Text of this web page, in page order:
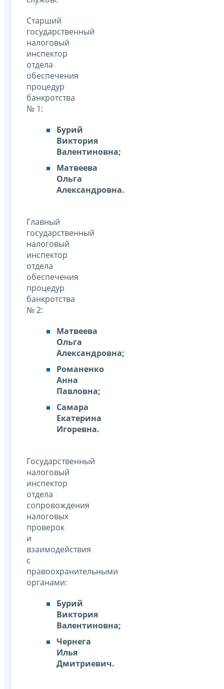
Старший
государственный
налоговый
инспектор
отдела
обеспечения
процедур
банкротства
№ 1:
Бурий
Виктория
Валентиновна;
Матвеева
Ольга
Александровна.
Главный
государственный
налоговый
инспектор
отдела
обеспечения
процедур
банкротства
№ 2:
Матвеева
Ольга
Александровна;
Романенко
Анна
Павловна;
Самара
Екатерина
Игоревна.
Государственный
налоговый
инспектор
отдела
сопровождения
налоговых
проверок
и
взаимодействия
с
правоохранительными
органами:
Бурий
Виктория
Валентиновна;
Чернега
Илья
Дмитриевич.